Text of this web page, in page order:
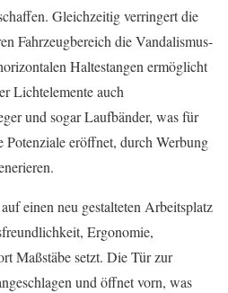
Gleichzeitig verringert die
Fahrzeugbereich die Vandalismus-
Haltestangen ermöglicht
Lichtelemente auch
und sogar Laufbänder, was für
eröffnet, durch Werbung
einen neu gestalteten Arbeitsplatz
Ergonomie,
Maßstäbe setzt. Die Tür zur
und öffnet vorn, was